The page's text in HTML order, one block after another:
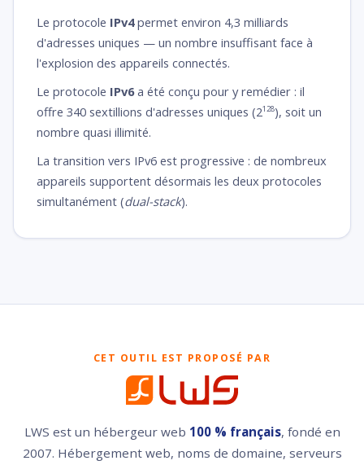
Le protocole IPv4permet environ 4,3 milliards
d'adresses uniques — un nombre insuffisant face à
l'explosion des appareils connectés.
Le protocole IPv6a été conçu pour y remédier : il
offre 340 sextillions d'adresses uniques (2128), soit un
nombre quasi illimité.
La transition vers IPv6 est progressive : de nombreux
appareils supportent désormais les deux protocoles
simultanément (dual-stack).
CET OUTIL EST PROPOSÉ PAR
LWS est un hébergeur web 100 % français, fondé en
2007. Hébergement web, noms de domaine, serveurs